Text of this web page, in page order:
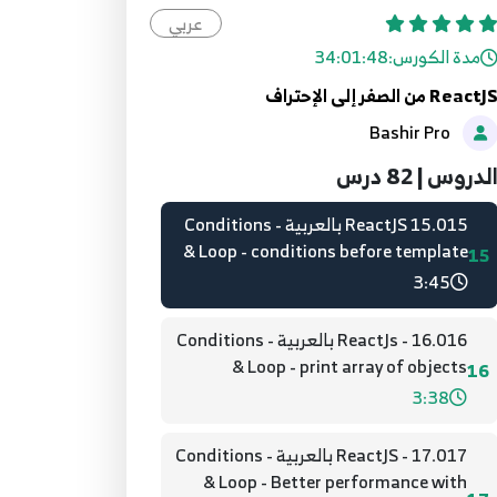
عربي
مدة الكورس:34:01:48
ReactJS من الصفر إلى الإحتراف
الدروس | 82 درس
13
lifeCycle hooks
5:09
14
ملاحظات هامة
3:32
15
15.015 ReactJS بالعربية - Conditions
& Loop - conditions before template
3:45
16
16.016 - ReactJs بالعربية - Conditions
& Loop - print array of objects
3:38
17.017 - ReactJS بالعربية - Conditions
& Loop - Better performance with